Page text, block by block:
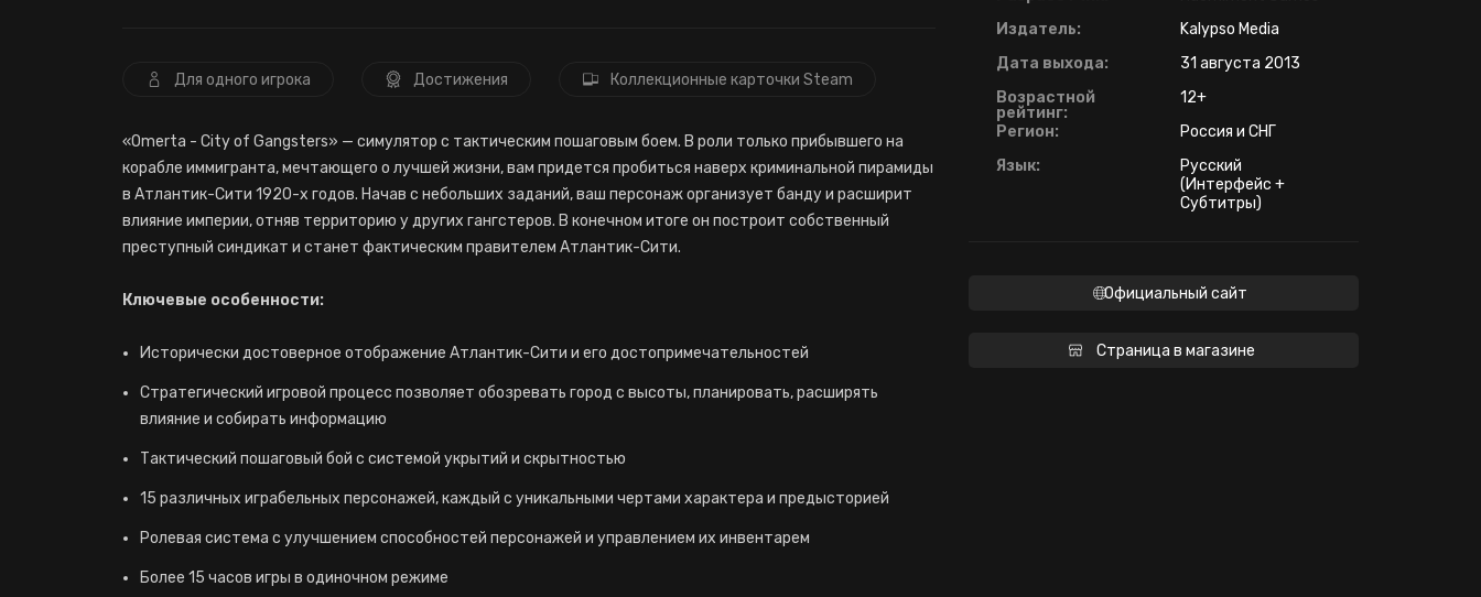
Для одного игрока Достижения Коллекционные карточки Steam
«Omerta - City of Gangsters» — симулятор с тактическим пошаговым боем. В роли только прибывшего на
корабле иммигранта, мечтающего о лучшей жизни, вам придется пробиться наверх криминальной пирамиды
в Атлантик-Сити 1920-х годов. Начав с небольших заданий, ваш персонаж организует банду и расширит
влияние империи, отняв территорию у других гангстеров. В конечном итоге он построит собственный
преступный синдикат и станет фактическим правителем Атлантик-Сити.
Ключевые особенности:
Исторически достоверное отображение Атлантик-Сити и его достопримечательностей
Стратегический игровой процесс позволяет обозревать город с высоты, планировать, расширять
влияние и собирать информацию
Тактический пошаговый бой с системой укрытий и скрытностью
15 различных играбельных персонажей, каждый с уникальными чертами характера и предысторией
Ролевая система с улучшением способностей персонажей и управлением их инвентарем
Более 15 часов игры в одиночном режиме
Издатель:
Kalypso Media
Дата выхода:
31 августа 2013
Возрастной
рейтинг:
12+
Регион:
Россия и СНГ
Язык:
Русский
(Интерфейс +
Субтитры)
Официальный сайт
Страница в магазине